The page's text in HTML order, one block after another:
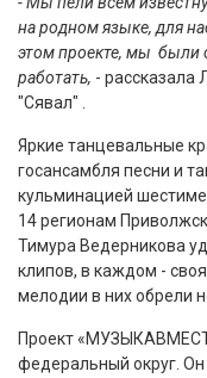
на родном языке, для
этом проекте, мы были
работать, - рассказала
"Сявал" .
Яркие танцевальные
госансамбля песни и
кульминацией
14 регионам
Тимура Ведерникова
клипов, в каждом -
мелодии в них обрели
Проект
федеральный округ.